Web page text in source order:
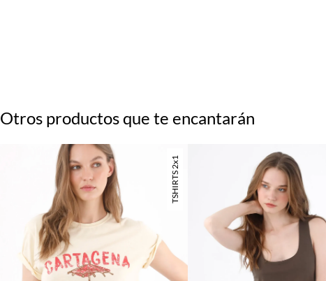
Otros productos que te encantarán
TSHIRTS 2x1